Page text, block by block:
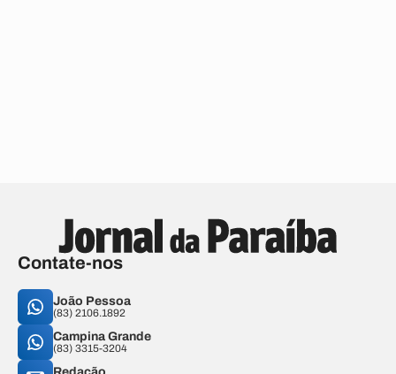
Contate-nos
João Pessoa
(83) 2106.1892
Campina Grande
(83) 3315-3204